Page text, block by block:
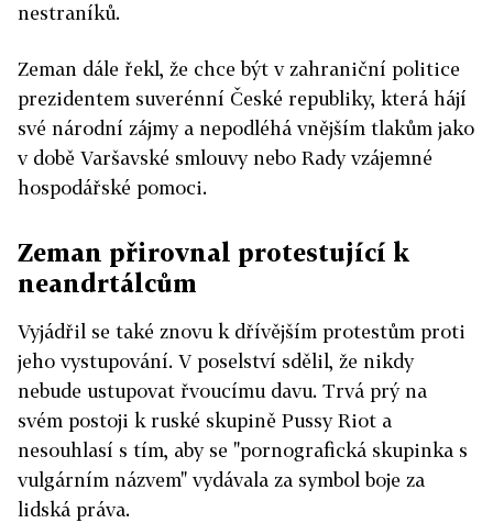
nestraníků.
Zeman dále řekl, že chce být v zahraniční politice
prezidentem suverénní České republiky, která hájí
své národní zájmy a nepodléhá vnějším tlakům jako
v době Varšavské smlouvy nebo Rady vzájemné
hospodářské pomoci.
Zeman přirovnal protestující k
neandrtálcům
Vyjádřil se také znovu k dřívějším protestům proti
jeho vystupování. V poselství sdělil, že nikdy
nebude ustupovat řvoucímu davu. Trvá prý na
svém postoji k ruské skupině Pussy Riot a
nesouhlasí s tím, aby se "pornografická skupinka s
vulgárním názvem" vydávala za symbol boje za
lidská práva.